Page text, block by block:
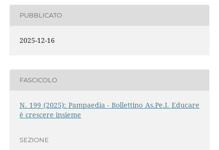
PUBBLICATO
2025-12-16
FASCICOLO
N. 199 (2025): Pampaedia - Bollettino As.Pe.I. Educare
è crescere insieme
SEZIONE